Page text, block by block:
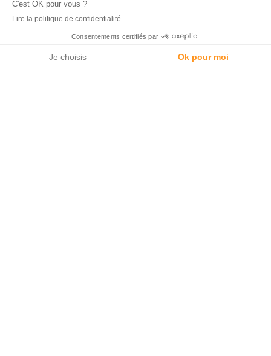
Appeler Localisation
dépendance, lorsqu’elle survient et offre de
nombreux services aux personnes concernée